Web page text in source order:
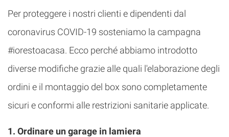
Per proteggere i nostri clienti e dipendenti dal
coronavirus COVID-19 sosteniamo la campagna
#iorestoacasa. Ecco perché abbiamo introdotto
diverse modifiche grazie alle quali l'elaborazione degli
ordini e il montaggio del box sono completamente
sicuri e conformi alle restrizioni sanitarie applicate.
1. Ordinare un garage in lamiera